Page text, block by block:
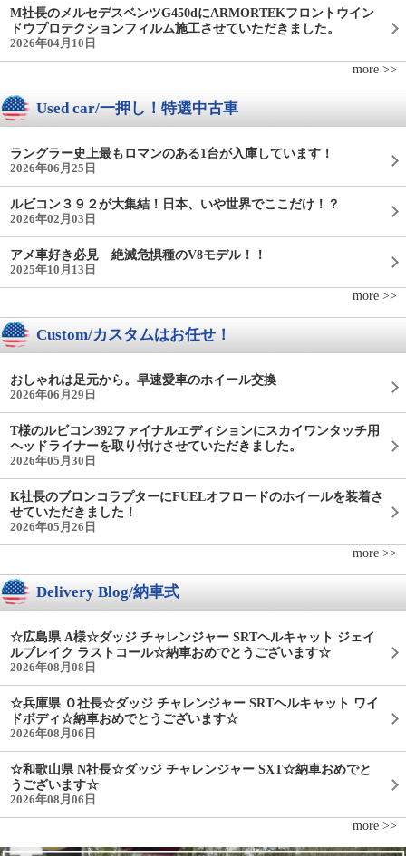
M社長のメルセデスベンツG450dにARMORTEKフロントウイン
ドウプロテクションフィルム施工させていただきました。
2026年04月10日
more >>
Used car/一押し！特選中古車
ラングラー史上最もロマンのある1台が入庫しています！
2026年06月25日
ルビコン３９２が大集結！日本、いや世界でここだけ！？
2026年02月03日
アメ車好き必見 絶滅危惧種のV8モデル！！
2025年10月13日
more >>
Custom/カスタムはお任せ！
おしゃれは足元から。早速愛車のホイール交換
2026年06月29日
T様のルビコン392ファイナルエディションにスカイワンタッチ用
ヘッドライナーを取り付けさせていただきました。
2026年05月30日
K社長のブロンコラプターにFUELオフロードのホイールを装着さ
せていただきました！
2026年05月26日
more >>
Delivery Blog/納車式
☆広島県 A様☆ダッジ チャレンジャー SRTヘルキャット ジェイ
ルブレイク ラストコール☆納車おめでとうございます☆
2026年08月08日
☆兵庫県 Ｏ社長☆ダッジ チャレンジャー SRTヘルキャット ワイ
ドボディ☆納車おめでとうございます☆
2026年08月06日
☆和歌山県 N社長☆ダッジ チャレンジャー SXT☆納車おめでと
うございます☆
2026年08月06日
more >>